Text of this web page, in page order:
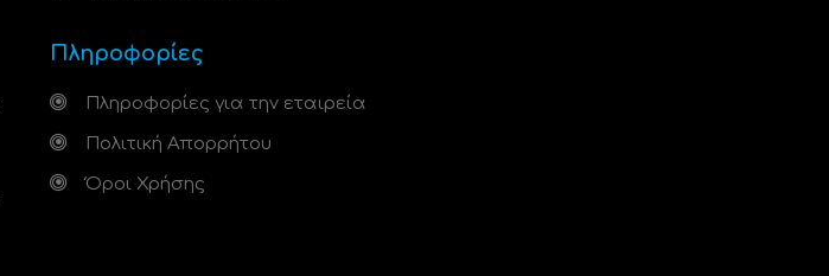
Πληροφορίες
Πληροφορίες για την εταιρεία
Πολιτική Απορρήτου
Όροι Χρήσης